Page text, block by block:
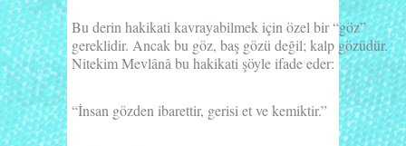
Bu derin hakikati kavrayabilmek için özel bir“göz”
gereklidir. Ancak bu göz, baş gözü değil; kalp gözüdür.
Nitekim Mevlânâ bu hakikati şöyle ifade eder:
“İnsan gözden ibarettir, gerisi et ve kemiktir.”